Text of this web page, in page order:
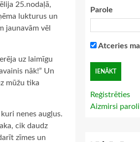
25.nodaļā,
lukturus un
jaunavām vēl
uz laimīgu
nāk!” Un
mūžu tika
nenes augļus.
cik daudz
zīmes un
Parole
Atceries
Reģistrēties
Aizmirsi paroli